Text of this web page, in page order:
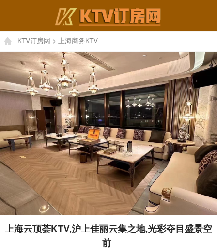
KTV订房网 > 上海商务KTV
上海云顶荟KTV,沪上佳丽云集之地,光彩夺目盛景空
前